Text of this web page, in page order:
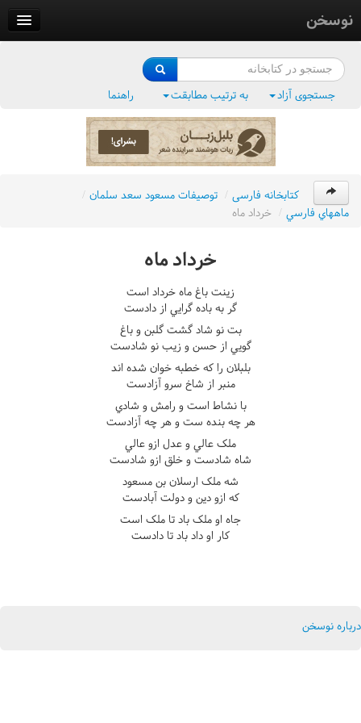
نوسخن
فرهنگ واژگان
جستجوی آزاد به ترتیب مطابقت راهنما
کتابخانه فارسی / توصيفات مسعود سعد سلمان /
ماههاي فارسي / خرداد ماه
خرداد ماه
زينت باغ ماه خرداد است
گر به باده گرايي از دادست
بت نو شاد گشت گلبن و باغ
گويي از حسن و زيب نو شادست
بلبلان را که خطبه خوان شده اند
منبر از شاخ سرو آزادست
با نشاط است و رامش و شادي
هر چه بنده ست و هر چه آزادست
ملک عالي و عدل ازو عالي
شاه شادست و خلق ازو شادست
شه ملک ارسلان بن مسعود
که ازو دين و دولت آبادست
جاه او ملک باد تا ملک است
کار او داد باد تا دادست
درباره نوسخن